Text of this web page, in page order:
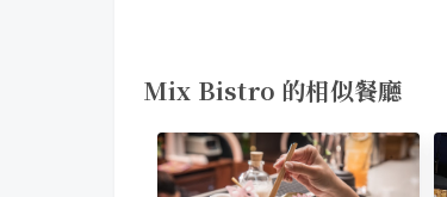
Mix Bistro 的相似餐廳